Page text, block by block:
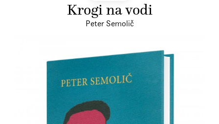
Krogi na vodi
Peter Semolič